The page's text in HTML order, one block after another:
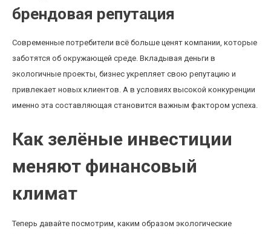
брендовая репутация
Современные потребители всё больше ценят компании, которые
заботятся об окружающей среде. Вкладывая деньги в
экологичные проекты, бизнес укрепляет свою репутацию и
привлекает новых клиентов. А в условиях высокой конкуренции
именно эта составляющая становится важным фактором успеха.
Как зелёные инвестиции
меняют финансовый
климат
Теперь давайте посмотрим, каким образом экологические